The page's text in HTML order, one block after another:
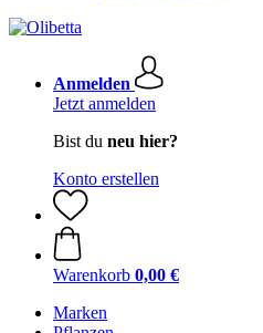
Anmelden
Jetzt anmelden
Bist du neu hier?
Konto erstellen
Warenkorb 0,00 €
Marken